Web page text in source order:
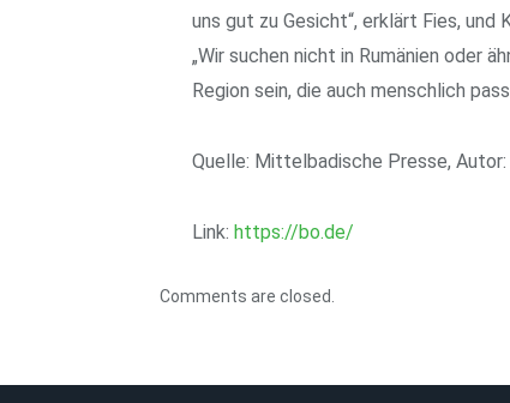
uns gut zu Gesicht“, erklärt Fies,
„Wir suchen nicht in Rumänien oder
Region sein, die auch menschlich
Quelle: Mittelbadische Presse, Autor:
Link:https://bo.de/
Comments are closed.